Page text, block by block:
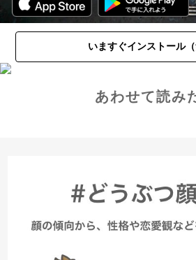
いますぐインストール（
あわせて読み